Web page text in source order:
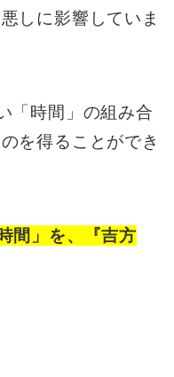
しに影響していま
「時間」の組み合
を得ることができ
間」を、『吉方